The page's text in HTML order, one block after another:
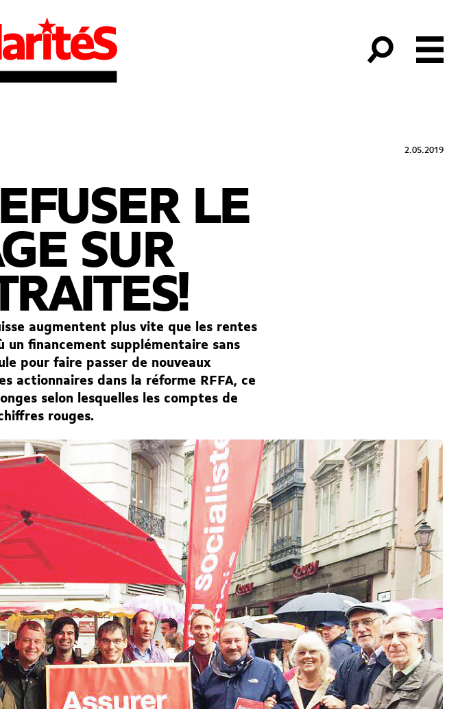
2.05.2019
LE
SUR
augmentent plus vite que les rentes
un financement supplémentaire sans
pour faire passer de nouveaux
actionnaires dans la réforme RFFA, ce
selon lesquelles les comptes de
rouges.